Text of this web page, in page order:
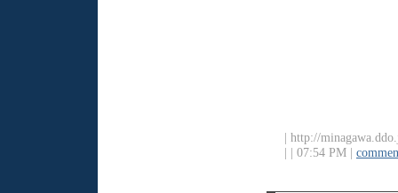
| http://
| | 07:54 PM |